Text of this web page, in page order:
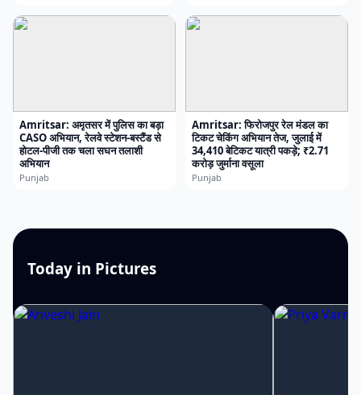
Amritsar: अमृतसर में पुलिस का बड़ा
CASO अभियान, रेलवे स्टेशन-बस्टैंड से
होटल-पीजी तक चला सघन तलाशी
अभियान
Punjab
Amritsar: फिरोजपुर रेल मंडल का
टिकट चेकिंग अभियान तेज, जुलाई में
34,410 बेटिकट यात्री पकड़े; ₹2.71
करोड़ जुर्माना वसूला
Punjab
Today in Pictures